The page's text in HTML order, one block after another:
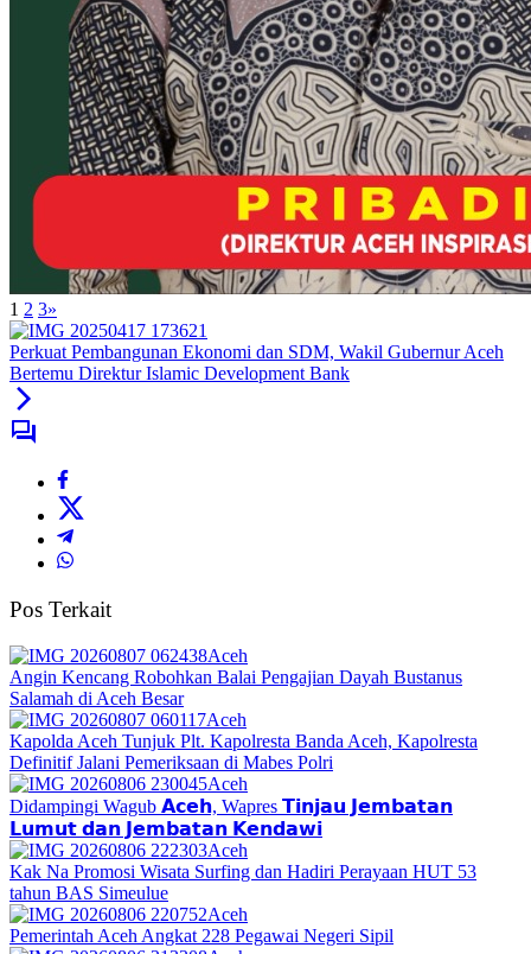
1 2 3»
Perkuat Pembangunan Ekonomi dan SDM, Wakil Gubernur Aceh
Bertemu Direktur Islamic Development Bank
Pos Terkait
Aceh
Angin Kencang Robohkan Balai Pengajian Dayah Bustanus
Salamah di Aceh Besar
Aceh
Kapolda Aceh Tunjuk Plt. Kapolresta Banda Aceh, Kapolresta
Definitif Jalani Pemeriksaan di Mabes Polri
Aceh
Didampingi Wagub 𝗔𝗰𝗲𝗵, Wapres 𝗧𝗶𝗻𝗷𝗮𝘂 𝗝𝗲𝗺𝗯𝗮𝘁𝗮𝗻
𝗟𝘂𝗺𝘂𝘁 𝗱𝗮𝗻 𝗝𝗲𝗺𝗯𝗮𝘁𝗮𝗻 𝗞𝗲𝗻𝗱𝗮𝘄𝗶
Aceh
Kak Na Promosi Wisata Surfing dan Hadiri Perayaan HUT 53
tahun BAS Simeulue
Aceh
Pemerintah Aceh Angkat 228 Pegawai Negeri Sipil